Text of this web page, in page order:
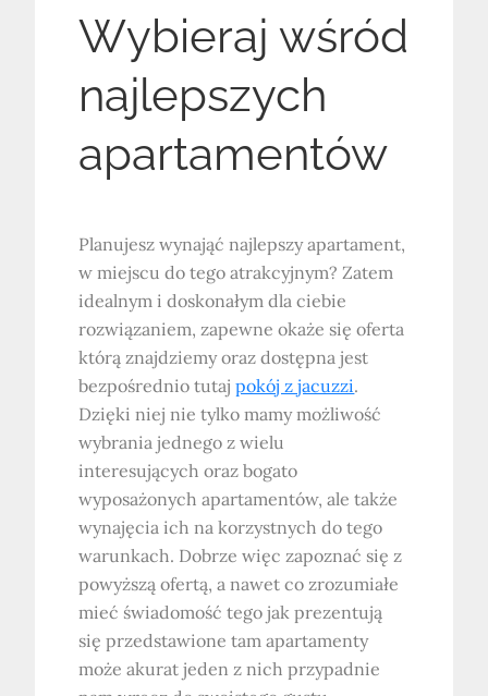
Wybieraj wśród
najlepszych
apartamentów
Planujesz wynająć najlepszy apartament,
w miejscu do tego atrakcyjnym? Zatem
idealnym i doskonałym dla ciebie
rozwiązaniem, zapewne okaże się oferta
którą znajdziemy oraz dostępna jest
bezpośrednio tutajpokój z jacuzzi.
Dzięki niej nie tylko mamy możliwość
wybrania jednego z wielu
interesujących oraz bogato
wyposażonych apartamentów, ale także
wynajęcia ich na korzystnych do tego
warunkach. Dobrze więc zapoznać się z
powyższą ofertą, a nawet co zrozumiałe
mieć świadomość tego jak prezentują
się przedstawione tam apartamenty
może akurat jeden z nich przypadnie